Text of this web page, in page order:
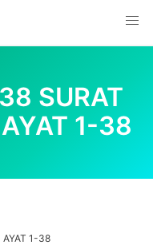
SURAT
1-38
1-38